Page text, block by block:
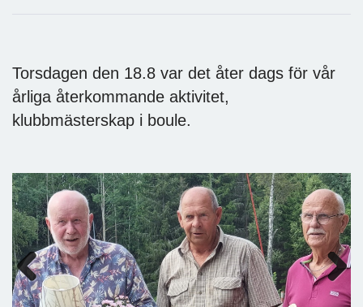
Torsdagen den 18.8 var det åter dags för vår
årliga återkommande aktivitet,
klubbmästerskap i boule.
Previous